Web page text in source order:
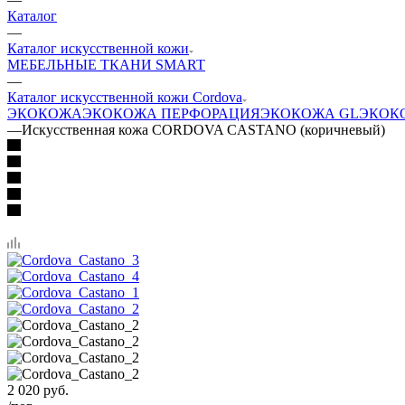
Каталог
—
Каталог искусственной кожи
МЕБЕЛЬНЫЕ ТКАНИ SMART
—
Каталог искусственной кожи Cordova
ЭКОКОЖАЭКОКОЖА ПЕРФОРАЦИЯЭКОКОЖА GL
—Искусственная кожа CORDOVA CASTANO (коричневый)
2 020 руб.